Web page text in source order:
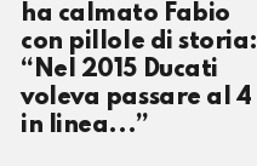
ha calmato Fabio
con pillole di storia:
“Nel 2015 Ducati
voleva passare al 4
in linea...”